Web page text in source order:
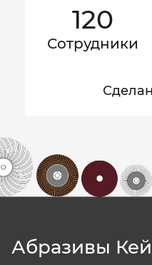
120
Сотрудники
Абразивы